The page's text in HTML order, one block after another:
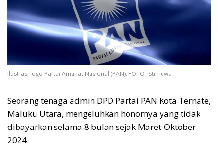
Ilustrasi logo Partai Amanat Nasional (PAN). FOTO: Istimewa
Seorang tenaga admin DPD Partai PAN Kota Ternate,
Maluku Utara, mengeluhkan honornya yang tidak
dibayarkan selama 8 bulan sejak Maret-Oktober
2024.